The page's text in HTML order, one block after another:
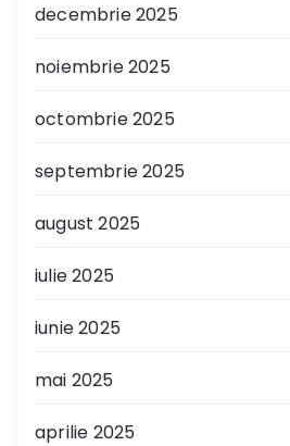
decembrie 2025
noiembrie 2025
octombrie 2025
septembrie 2025
august 2025
iulie 2025
iunie 2025
mai 2025
aprilie 2025